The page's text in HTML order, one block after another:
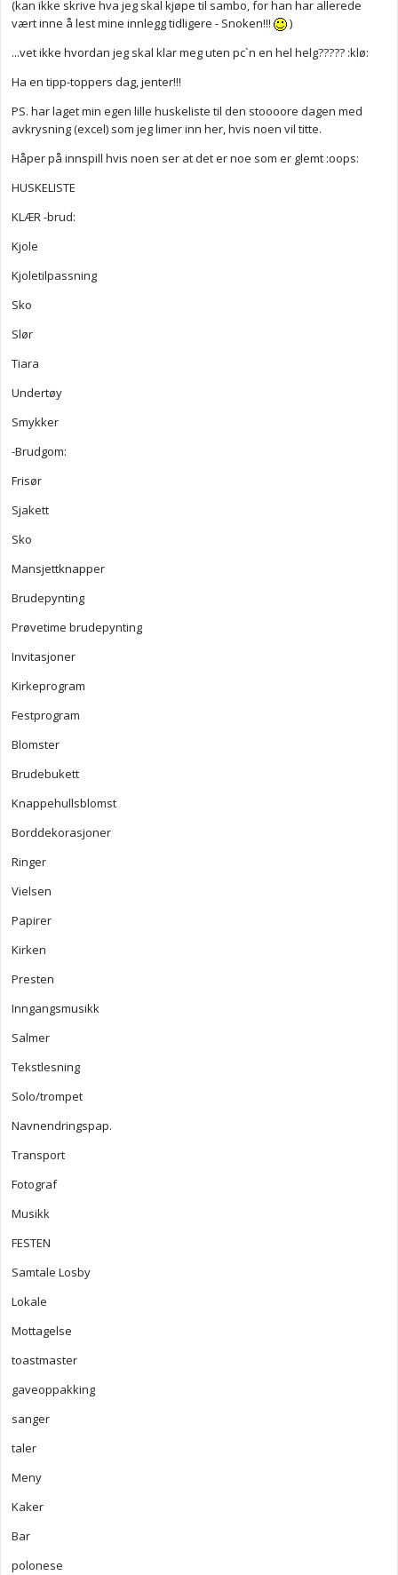
(kan ikke skrive hva jeg skal kjøpe til sambo, for han har allerede
vært inne å lest mine innlegg tidligere - Snoken!!!
)
...vet ikke hvordan jeg skal klar meg uten pc`n en hel helg????? :klø:
Ha en tipp-toppers dag, jenter!!!
PS. har laget min egen lille huskeliste til den stoooore dagen med
avkrysning (excel) som jeg limer inn her, hvis noen vil titte.
Håper på innspill hvis noen ser at det er noe som er glemt :oops:
HUSKELISTE
KLÆR -brud:
Kjole
Kjoletilpassning
Sko
Slør
Tiara
Undertøy
Smykker
-Brudgom:
Frisør
Sjakett
Sko
Mansjettknapper
Brudepynting
Prøvetime brudepynting
Invitasjoner
Kirkeprogram
Festprogram
Blomster
Brudebukett
Knappehullsblomst
Borddekorasjoner
Ringer
Vielsen
Papirer
Kirken
Presten
Inngangsmusikk
Salmer
Tekstlesning
Solo/trompet
Navnendringspap.
Transport
Fotograf
Musikk
FESTEN
Samtale Losby
Lokale
Mottagelse
toastmaster
gaveoppakking
sanger
taler
Meny
Kaker
Bar
polonese